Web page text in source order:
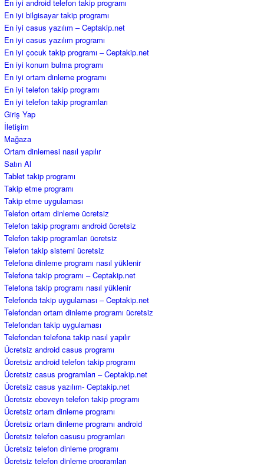
En iyi android telefon takip programı
En iyi bilgisayar takip programı
En iyi casus yazılım – Ceptakip.net
En iyi casus yazılım programı
En iyi çocuk takip programı – Ceptakip.net
En iyi konum bulma programı
En iyi ortam dinleme programı
En iyi telefon takip programı
En iyi telefon takip programları
Giriş Yap
İletişim
Mağaza
Ortam dinlemesi nasıl yapılır
Satın Al
Tablet takip programı
Takip etme programı
Takip etme uygulaması
Telefon ortam dinleme ücretsiz
Telefon takip programı android ücretsiz
Telefon takip programları ücretsiz
Telefon takip sistemi ücretsiz
Telefona dinleme programı nasıl yüklenir
Telefona takip programı – Ceptakip.net
Telefona takip programı nasıl yüklenir
Telefonda takip uygulaması – Ceptakip.net
Telefondan ortam dinleme programı ücretsiz
Telefondan takip uygulaması
Telefondan telefona takip nasıl yapılır
Ücretsiz android casus programı
Ücretsiz android telefon takip programı
Ücretsiz casus programları – Ceptakip.net
Ücretsiz casus yazılım- Ceptakip.net
Ücretsiz ebeveyn telefon takip programı
Ücretsiz ortam dinleme programı
Ücretsiz ortam dinleme programı android
Ücretsiz telefon casusu programları
Ücretsiz telefon dinleme programı
Ücretsiz telefon dinleme programları